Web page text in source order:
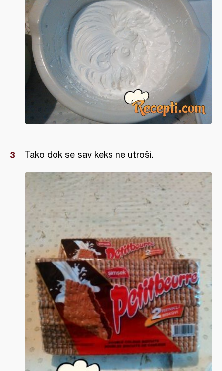
Tako dok se sav keks ne utroši.